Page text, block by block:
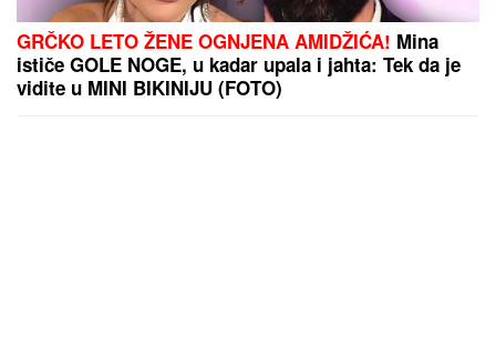
GRČKO LETO ŽENE OGNJENA AMIDŽIĆA! Mina
ističe GOLE NOGE, u kadar upala i jahta: Tek da je
vidite u MINI BIKINIJU (FOTO)